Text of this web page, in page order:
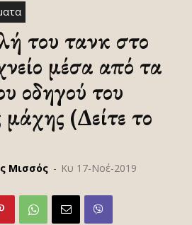
του τανκ στο
μέσα από τα
οδηγού του
(Δείτε το
Μισσός - Κυ 17-Νοέ-2019